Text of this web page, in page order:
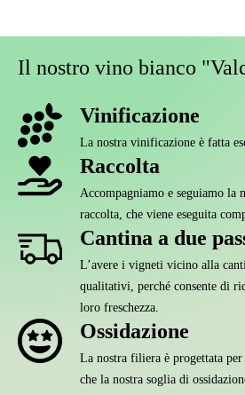
Il nostro vino bianco
Vinificazione
La nostra vinificazione è fatta
Raccolta
Accompagniamo e seguiamo
raccolta, che viene eseguita
Cantina a due
L’avere i vigneti vicino alla
qualitativi, perché consente di
loro freschezza.
Ossidazione
La nostra filiera è progettata
che la nostra soglia di